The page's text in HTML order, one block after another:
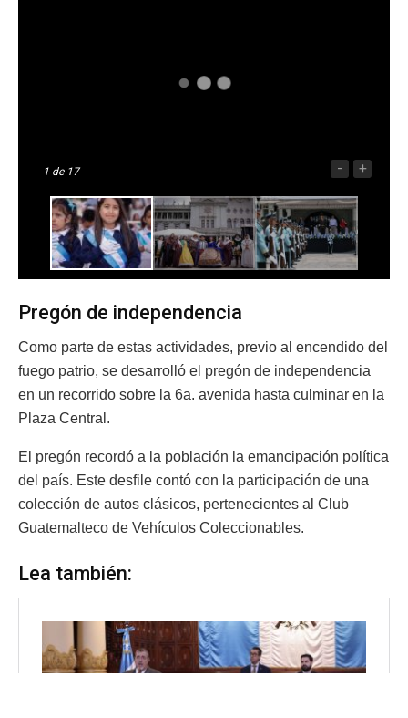
1 de 17 - +
Pregón de independencia
Como parte de estas actividades, previo al encendido del
fuego patrio, se desarrolló el pregón de independencia
en un recorrido sobre la 6a. avenida hasta culminar en la
Plaza Central.
El pregón recordó a la población la emancipación política
del país. Este desfile contó con la participación de una
colección de autos clásicos, pertenecientes al Club
Guatemalteco de Vehículos Coleccionables.
Lea también: